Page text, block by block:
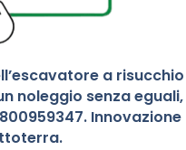
a risucchio
noleggio senza eguali,
Innovazione